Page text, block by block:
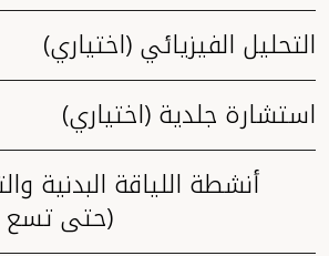
التحليل الفيزيائي (اختياري)
استشارة جلدية (اختياري)
أنشطة اللياقة البدنية
(حتى